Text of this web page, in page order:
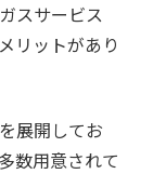
スサービス
リットがあり
展開してお
数用意されて